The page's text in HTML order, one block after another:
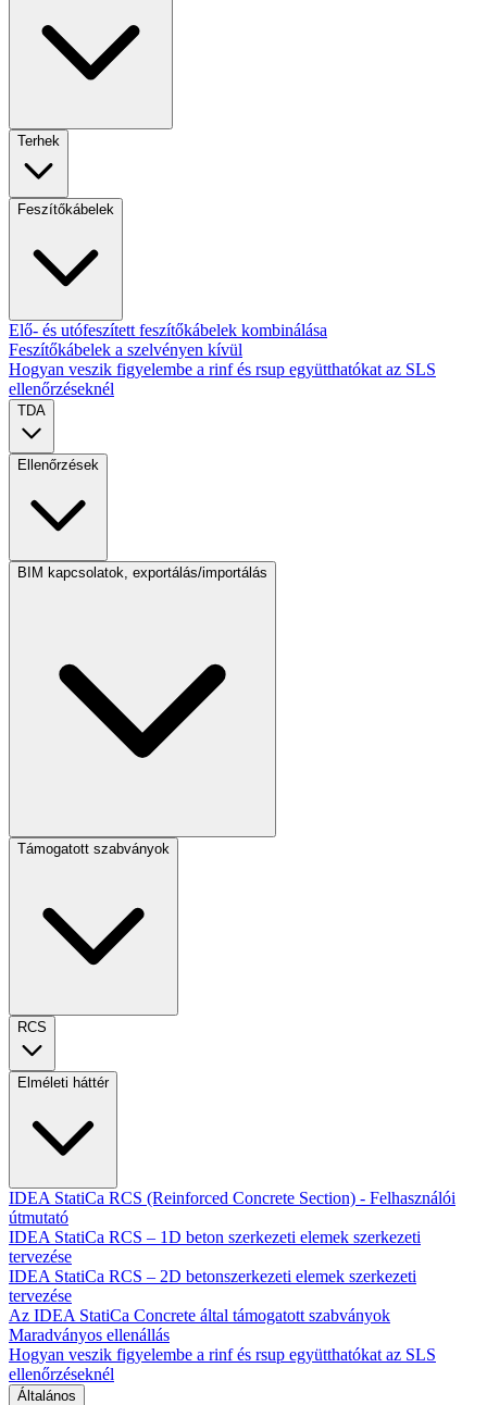
Terhek
Feszítőkábelek
Elő- és utófeszített feszítőkábelek kombinálása
Feszítőkábelek a szelvényen kívül
Hogyan veszik figyelembe a rinf és rsup együtthatókat az SLS
ellenőrzéseknél
TDA
Ellenőrzések
BIM kapcsolatok, exportálás/importálás
Támogatott szabványok
RCS
Elméleti háttér
IDEA StatiCa RCS (Reinforced Concrete Section) - Felhasználói
útmutató
IDEA StatiCa RCS – 1D beton szerkezeti elemek szerkezeti
tervezése
IDEA StatiCa RCS – 2D betonszerkezeti elemek szerkezeti
tervezése
Az IDEA StatiCa Concrete által támogatott szabványok
Maradványos ellenállás
Hogyan veszik figyelembe a rinf és rsup együtthatókat az SLS
ellenőrzéseknél
Általános